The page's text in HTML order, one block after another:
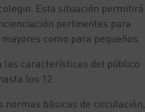
Esta situación permitirá
pertinentes para
como para pequeños.
las características del público
los 12.
normas básicas de circulación,